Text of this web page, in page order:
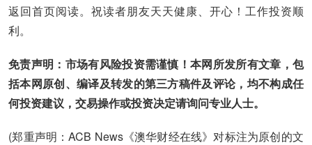
返回首页阅读。祝读者朋友天天健康、开心！工作投资顺
利。
免责声明：市场有风险投资需谨慎！本网所发所有文章，包
括本网原创、编译及转发的第三方稿件及评论，均不构成任
何投资建议，交易操作或投资决定请询问专业人士。
(郑重声明：ACB News《澳华财经在线》对标注为原创的文